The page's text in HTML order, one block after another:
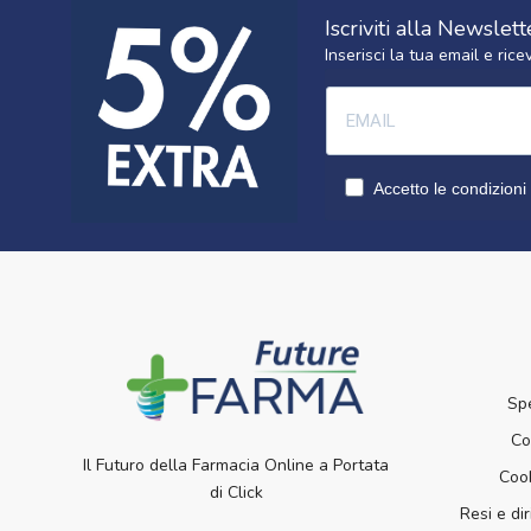
Iscriviti alla
Inserisci la tua email e
Accetto le
Il Futuro della Farmacia Online a Portata
di Click
Resi e